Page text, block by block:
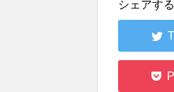
シェアする